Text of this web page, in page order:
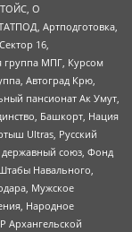
ТОЙС, О
Артподготовка,
16,
группа МПГ, Курсом
Автоград Крю,
пансионат Ак Умут,
Башкорт, Нация
Ultras, Русский
державный союз, Фонд
Навального,
Мужское
Народное
Архангельской